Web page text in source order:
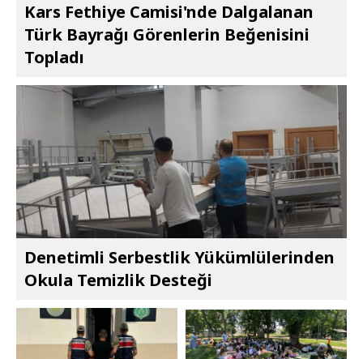
Kars Fethiye Camisi'nde Dalgalanan
Türk Bayrağı Görenlerin Beğenisini
Topladı
Denetimli Serbestlik Yükümlülerinden
Okula Temizlik Desteği